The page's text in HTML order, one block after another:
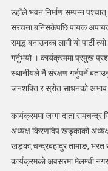
उहाँले भवन निर्माण सम्पन्न
संरचना बनिसकेपछि पायक
समृद्ध बनाउनका लागी यो पार्टी
गर्नुभयो । कार्यक्रममा प्रमुख
स्थानीयले नै संरक्षण गर्नुपर्ने
जनशक्ति र स्रोत साधनको
कार्यक्रममा जग्गा दाता रामचन्द्र
अध्यक्ष किरणदिप खड्काको
खड्का,चन्द्रबहादुर तामाङ,
कार्यक्रमकाे अवसरमा मेलम्ची